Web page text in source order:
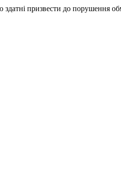
призвести до порушення